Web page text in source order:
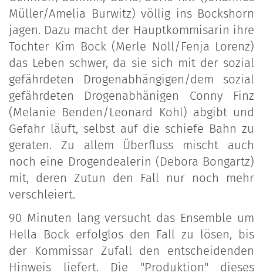
Müller/Amelia Burwitz) völlig ins Bockshorn
jagen. Dazu macht der Hauptkommisarin ihre
Tochter Kim Bock (Merle Noll/Fenja Lorenz)
das Leben schwer, da sie sich mit der sozial
gefährdeten Drogenabhängigen/dem sozial
gefährdeten Drogenabhänigen Conny Finz
(Melanie Benden/Leonard Kohl) abgibt und
Gefahr läuft, selbst auf die schiefe Bahn zu
geraten. Zu allem Überfluss mischt auch
noch eine Drogendealerin (Debora Bongartz)
mit, deren Zutun den Fall nur noch mehr
verschleiert.
90 Minuten lang versucht das Ensemble um
Hella Bock erfolglos den Fall zu lösen, bis
der Kommissar Zufall den entscheidenden
Hinweis liefert. Die "Produktion" dieses